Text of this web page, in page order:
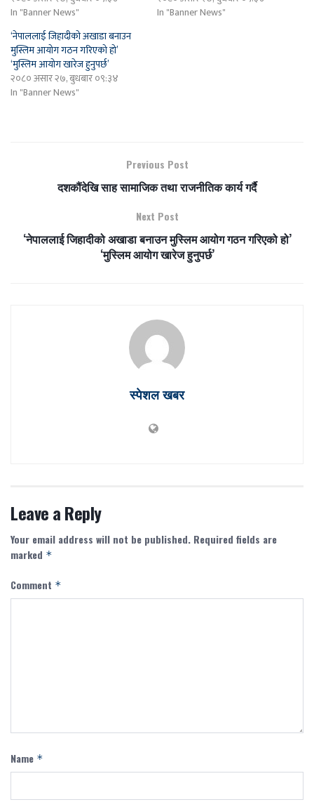
In "Banner News"
In "Banner News"
‘नेपाललाई जिहादीको अखाडा बनाउन
मुस्लिम आयोग गठन गरिएको हो’
‘मुस्लिम आयोग खारेज हुनुपर्छ’
२०८० असार २७, बुधबार ०९:३४
In "Banner News"
Previous Post
दशकौंदेखि साह सामाजिक तथा राजनीतिक कार्य गर्दै
Next Post
‘नेपाललाई जिहादीको अखाडा बनाउन मुस्लिम आयोग गठन गरिएको हो’
‘मुस्लिम आयोग खारेज हुनुपर्छ’
स्पेशल खबर
Leave a Reply
Your email address will not be published. Required fields are
marked *
Comment *
Name *